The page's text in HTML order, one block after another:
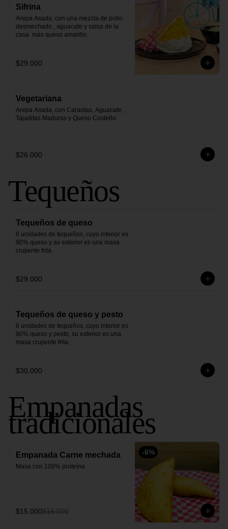
Sifrina
Arepa Asada, con una mezcla de pollo
desmechado , aguacate y salsa de la
casa  más queso amarillo.
$29.000
Vegetariana
Arepa Asada, con Caraotas, Aguacate,
Tajaditas Maduras y Queso Costeño.
$26.000
Tequeños
Tequeños de queso
6 unidades de tequeños, cuyo interior es
90% queso y su exterior es una masa
crujiente frita.
$29.000
Tequeños de queso y pesto
6 unidades de tequeños, cuyo interior es
90% queso y pesto, su exterior es una
masa crujiente frita.
$30.000
Empanadas
tradicionales
-6%
Empanada Carne mechada
Masa con 100% proteína
$15.000$16.000